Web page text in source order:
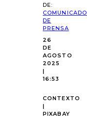
DE:
COMUNICADO
DE
PRENSA
26
DE
AGOSTO
2025
|
16:53
CONTEXTO
|
PIXABAY